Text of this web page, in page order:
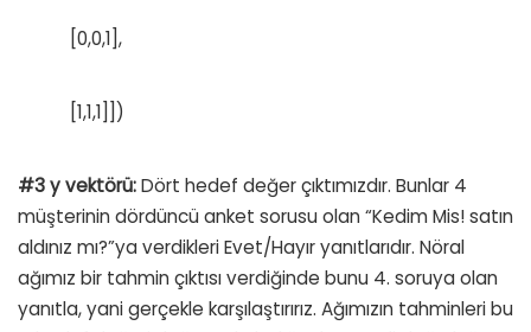
[0,0,1],
[1,1,1]])
#3 y vektörü:Dört hedef değer çıktımızdır. Bunlar 4
müşterinin dördüncü anket sorusu olan “Kedim Mis! satın
aldınız mı?”ya verdikleri Evet/Hayır yanıtlarıdır. Nöral
ağımız bir tahmin çıktısı verdiğinde bunu 4. soruya olan
yanıtla, yani gerçekle karşılaştırırız. Ağımızın tahminleri bu